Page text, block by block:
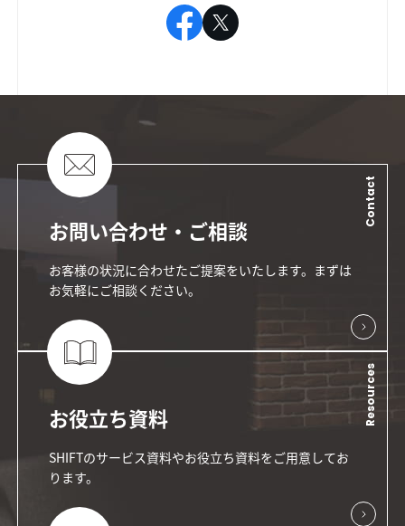
お問い合わせ・ご相談
お客様の状況に合わせたご提案をいたします。まずは
お気軽にご相談ください。
Contact
お役立ち資料
SHIFTのサービス資料やお役立ち資料をご用意してお
ります。
Resources